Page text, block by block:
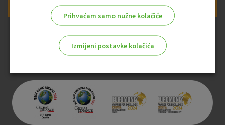
Prihvaćam samo nužne kolačiće
Izmijeni postavke kolačića